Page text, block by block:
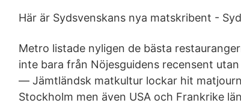
Här är Sydsvenskans nya matskribent -
Metro listade nyligen de bästa
inte bara från Nöjesguidens recensent
— Jämtländsk matkultur lockar hit
Stockholm men även USA och Frankrike